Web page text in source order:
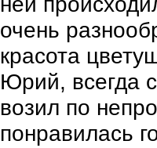
очень
красота
Юрий, всегда
возил по
понравилась